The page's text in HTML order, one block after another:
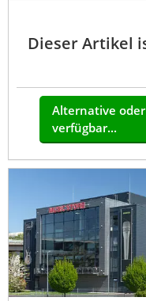
Dieser Artikel
Alternative
verfügbar...